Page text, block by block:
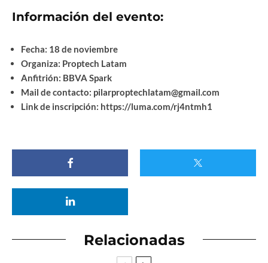
Información del evento:
Fecha: 18 de noviembre
Organiza: Proptech Latam
Anfitrión: BBVA Spark
Mail de contacto: pilarproptechlatam@gmail.com
Link de inscripción: https://luma.com/rj4ntmh1
Relacionadas